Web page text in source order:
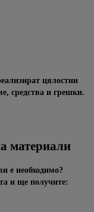
цялостни
средства и грешки.
материали
е необходимо?
и ще получите: